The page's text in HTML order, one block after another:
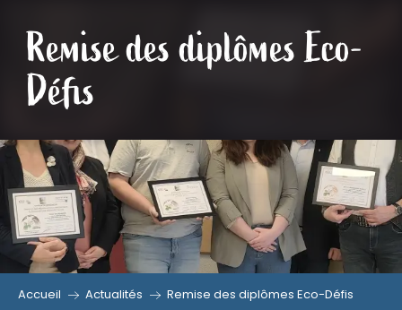
Aller
contenu
principal
Remise des diplômes Eco-
Défis
Accueil Actualités Remise des diplômes Eco-Défis